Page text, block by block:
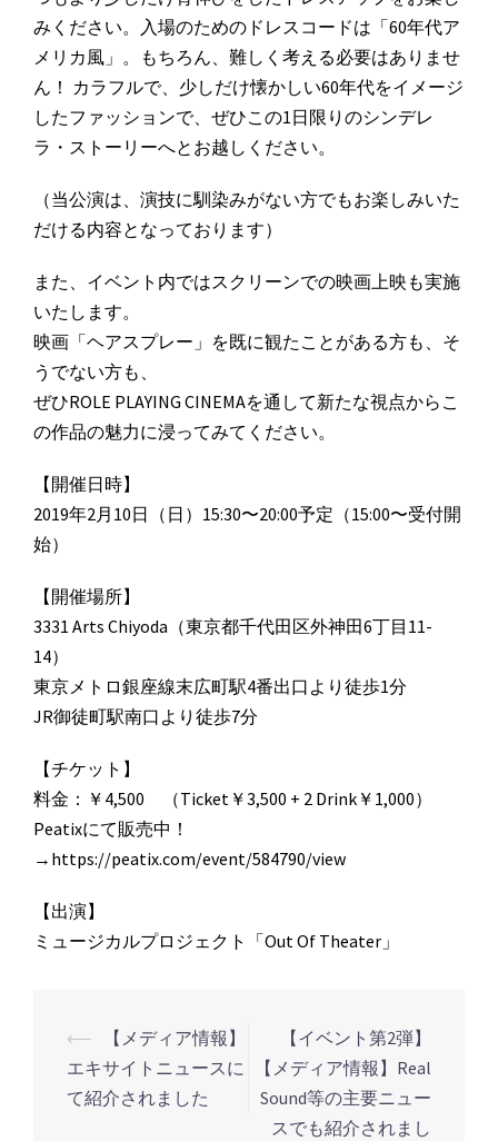
みください。入場のためのドレスコードは「60年代ア
メリカ風」。もちろん、難しく考える必要はありませ
ん！ カラフルで、少しだけ懐かしい60年代をイメージ
したファッションで、ぜひこの1日限りのシンデレ
ラ・ストーリーへとお越しください。
（当公演は、演技に馴染みがない方でもお楽しみいた
だける内容となっております）
また、イベント内ではスクリーンでの映画上映も実施
いたします。
映画「ヘアスプレー」を既に観たことがある方も、そ
うでない方も、
ぜひROLE PLAYING CINEMAを通して新たな視点からこ
の作品の魅力に浸ってみてください。
【開催日時】
2019年2月10日（日）15:30〜20:00予定（15:00〜受付開
始）
【開催場所】
3331 Arts Chiyoda（東京都千代田区外神田6丁目11-
14）
東京メトロ銀座線末広町駅4番出口より徒歩1分
JR御徒町駅南口より徒歩7分
【チケット】
料金：￥4,500 （Ticket￥3,500 + 2 Drink￥1,000）
Peatixにて販売中！
→https://peatix.com/event/584790/view
【出演】
ミュージカルプロジェクト「Out Of Theater」
投
稿
ナ
⟵
【メディア情報】
エキサイトニュースに
て紹介されました
【イベント第2弾】
【メディア情報】Real
Sound等の主要ニュー
スでも紹介されまし